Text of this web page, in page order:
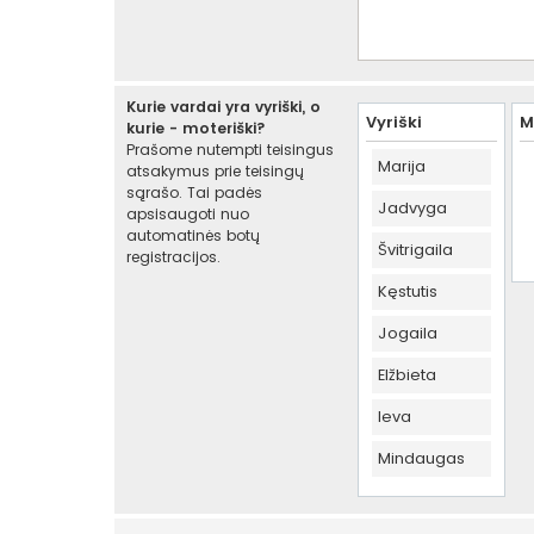
Kurie vardai yra vyriški, o
kurie - moteriški?
Prašome nutempti teisingus
atsakymus prie teisingų
sąrašo. Tai padės
apsisaugoti nuo
automatinės botų
registracijos.
Vyriški
Marija
Jadvyga
Švitrigaila
Kęstutis
Jogaila
Elžbieta
Ieva
Mindaugas